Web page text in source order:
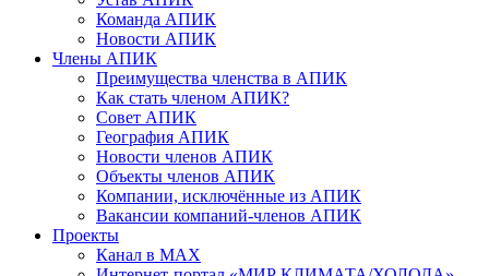
Команда АПИК
Новости АПИК
Члены АПИК
Преимущества членства в АПИК
Как стать членом АПИК?
Совет АПИК
География АПИК
Новости членов АПИК
Объекты членов АПИК
Компании, исключённые из АПИК
Вакансии компаний-членов АПИК
Проекты
Канал в MAX